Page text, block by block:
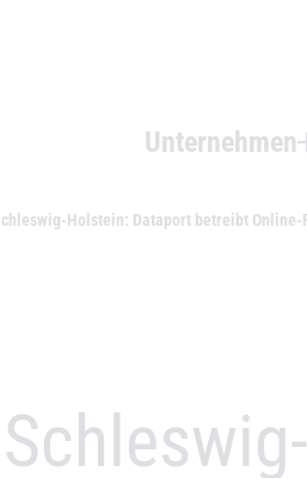
Unternehmen
Holstein: Dataport betreibt